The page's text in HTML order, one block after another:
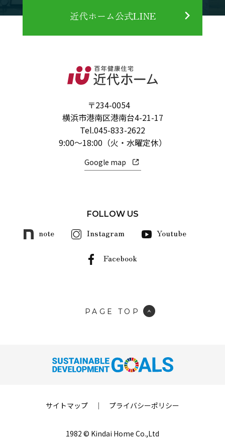
近代ホーム公式LINE
〒234-0054
横浜市港南区港南台4-21-17
Tel.045-833-2622
9:00～18:00（火・水曜定休）
Google map
FOLLOW US
note Instagram Youtube
Facebook
PAGE TOP
サイトマップ ｜ プライバシーポリシー
1982 © Kindai Home Co.,Ltd